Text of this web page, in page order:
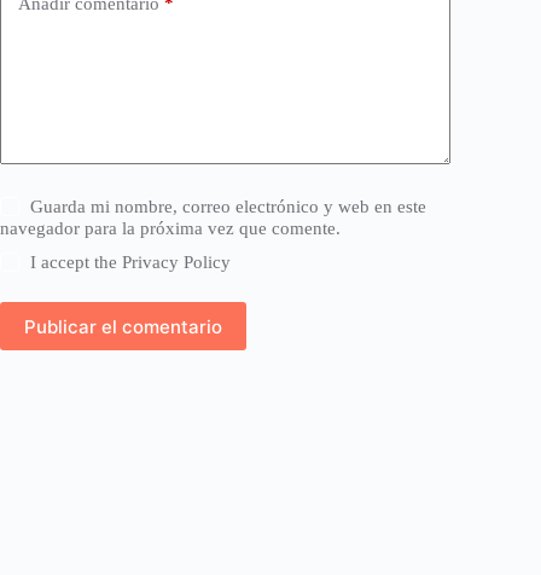
Guarda mi nombre, correo electrónico y web en este
navegador para la próxima vez que comente.
I accept thePrivacy Policy
Publicar el comentario